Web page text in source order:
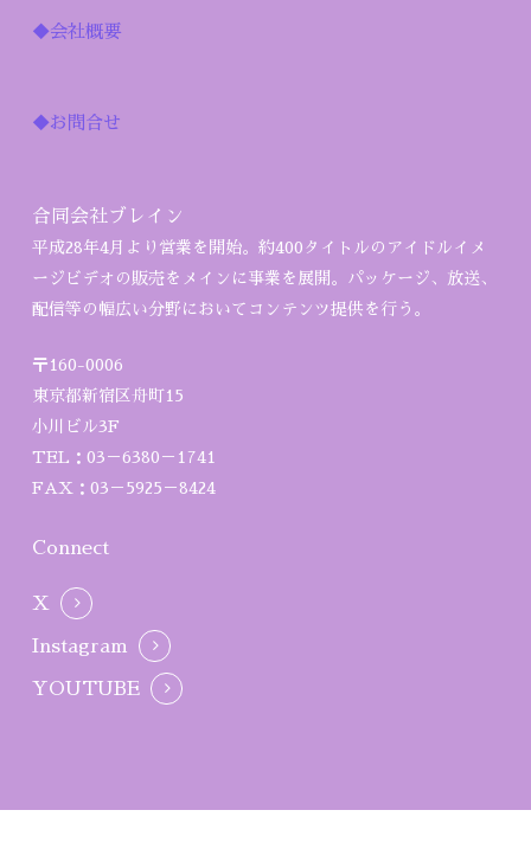
◆会社概要
◆お問合せ
合同会社ブレイン
平成28年4月より営業を開始。約400タイトルのアイドルイメ
ージビデオの販売をメインに事業を展開。パッケージ、放送、
配信等の幅広い分野においてコンテンツ提供を行う。
〒160-0006
東京都新宿区舟町15
小川ビル3F
TEL：03－6380－1741
FAX：03－5925－8424
Connect
X
Instagram
YOUTUBE